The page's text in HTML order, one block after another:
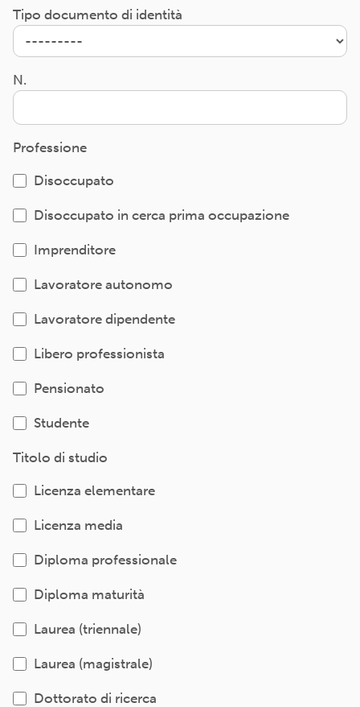
Tipo documento di identità
N.
Professione
Disoccupato
Disoccupato in cerca prima occupazione
Imprenditore
Lavoratore autonomo
Lavoratore dipendente
Libero professionista
Pensionato
Studente
Titolo di studio
Licenza elementare
Licenza media
Diploma professionale
Diploma maturità
Laurea (triennale)
Laurea (magistrale)
Dottorato di ricerca